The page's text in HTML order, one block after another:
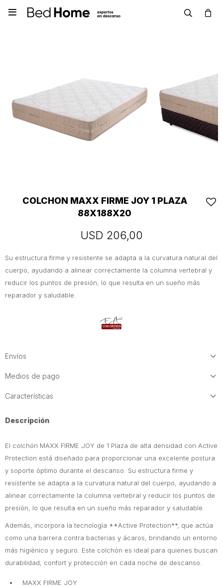

COLCHON MAXX FIRME JOY 1 PLAZA
88X188X20
USD 206,00
Su estructura firme y resistente se adapta a la curvatura natural del
cuerpo, ayudando a alinear correctamente la columna vertebral y
reducir los puntos de presión, lo que resulta en un sueño más
reparador y saludable.
Envíos
Medios de pago
Características
Descripción
El colchón MAXX FIRME JOY de 1 Plaza de alta densidad con Active
Protection está diseñado para proporcionar una excelente postura
y soporte óptimo durante el descanso. Su estructura firme y
resistente se adapta a la curvatura natural del cuerpo, ayudando a
alinear correctamente la columna vertebral y reducir los puntos de
presión, lo que resulta en un sueño más reparador y saludable.
Además, incorpora la tecnología **Active Protection**, que actúa
como una barrera contra bacterias y ácaros, brindando un entorno
más higiénico y seguro. Este colchón es ideal para quienes buscan
durabilidad, confort y protección en cada noche de descanso.
MAXX FIRME JOY